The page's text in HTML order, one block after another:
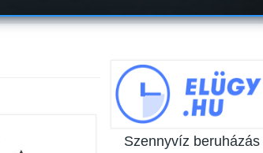
Szennyvíz beruházás